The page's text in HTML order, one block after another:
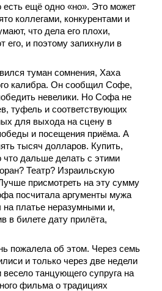
ещё одно «но». Это может
коллегами, конкурентами и
что дела его плохи,
его, и поэтому запихнули в
туман сомнения, Хаха
калибра. Он сообщил Софе,
невелики. Но Софа не
туфель и соответствующих
для выхода на сцену в
и посещения приёма. А
тысяч долларов. Купить,
дальше делать с этими
Театр? Израильскую
присмотреть на эту сумму
посчитала аргументы мужа
платье неразумными и,
в билете дату прилёта,
пожалела об этом. Через семь
и только через две недели
танцующего супруга на
фильма о традициях